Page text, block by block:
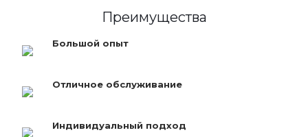
Преимущества
Большой опыт
Отличное обслуживание
Индивидуальный подход